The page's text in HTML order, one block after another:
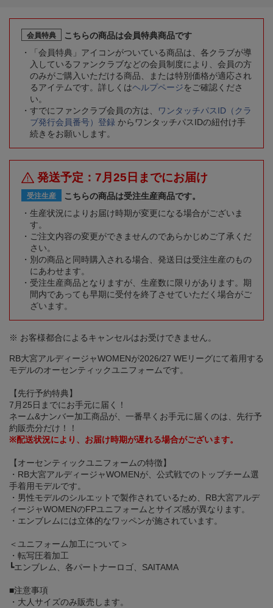
会員特典
こちらの商品は会員特典商品です
「会員特典」アイコンがついている商品は、各クラブが導
入しているファンクラブなどの会員制度により、会員の方
のみがご購入いただける商品、または特別価格が適応され
るアイテムです。詳しくはヘルプページをご確認くださ
い。
すでにファンクラブ会員の方は、
ワンタッチパスID（クラ
ブ発行会員番号）登録 からワンタッチパスIDの紐付け手
続きをお願いします。
発送予定：7月25日までにお届け
受注生産
こちらの商品は受注生産商品です。
生産状況によりお届け時期が変更になる場合がございま
す。
ご注文内容の変更ができませんのであらかじめご了承くだ
さい。
別の商品と同時購入される場合、発送日は受注生産のもの
にあわせます。
受注生産商品となりますが、生産数に限りがあります。期
間内であっても早期に受付を終了させていただく場合がご
ざいます。
※ お客様都合によるキャンセルはお受けできません。
RB大宮アルディージャWOMENが2026/27 WEリーグにて着用する
モデルのオーセンティックユニフォームです。
【先行予約特典】
7月25日までにお手元に届く！
ネーム&ナンバー加工商品が、一番早くお手元に届くのは、先行予
約販売分だけ！！
※配送状況により、お届け時期が遅れる場合がございます。
【オーセンティックユニフォームの特徴】
・RB大宮アルディージャWOMENが、公式戦でのトップチーム選
手着用モデルです。
・男性モデルのシルエットで製作されているため、RB大宮アルデ
ィージャWOMENのFPユニフォームとサイズ感が異なります。
・エンブレムには立体的なワッペンが施されています。
＜ユニフォーム加工について＞
・転写圧着加工
┗エンブレム、各パートナーロゴ、SAITAMA
■注意事項
・大人サイズのみ販売します。